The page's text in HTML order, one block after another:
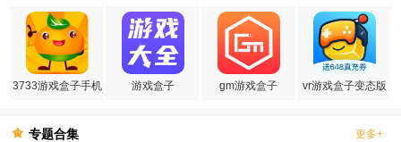
3733游戏盒子手机
游戏盒子 gm游戏盒子 vr游戏盒子变态版
专题合集 更多+